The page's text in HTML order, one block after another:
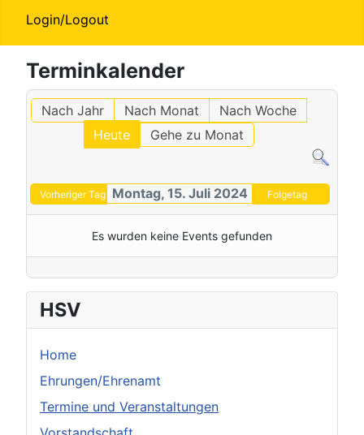
Login/Logout
Terminkalender
Nach Jahr Nach Monat
Nach Woche
Heute
Gehe zu Monat
Vorheriger Tag Montag, 15. Juli 2024 Folgetag
Es wurden keine Events gefunden
HSV
Home
Ehrungen/Ehrenamt
Termine und Veranstaltungen